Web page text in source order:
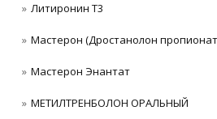
Литиронин Т3
Мастерон (Дростанолон
Мастерон Энантат
МЕТИЛТРЕНБОЛОН ОРАЛЬНЫЙ